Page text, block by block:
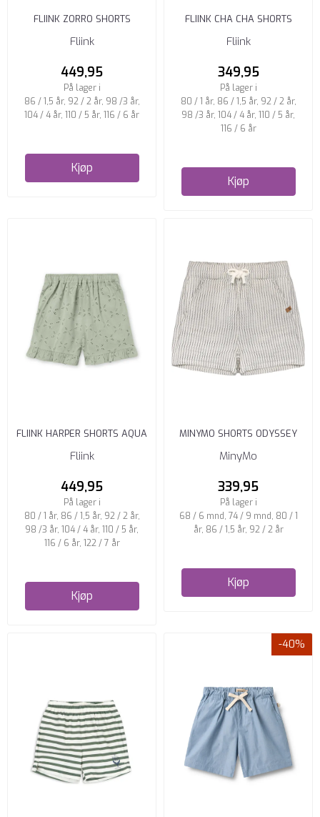
FLIINK ZORRO SHORTS
VOLANG CHALK PINK RUTETE
Fliink
449,95
På lager i
86 / 1,5 år, 92 / 2 år, 98 /3 år,
104 / 4 år, 110 / 5 år, 116 / 6 år
Kjøp
FLIINK CHA CHA SHORTS
MARINA STRIPET
Fliink
349,95
På lager i
80 / 1 år, 86 / 1,5 år, 92 / 2 år,
98 /3 år, 104 / 4 år, 110 / 5 år,
116 / 6 år
Kjøp
FLIINK HARPER SHORTS AQUA
GRAY
Fliink
449,95
På lager i
80 / 1 år, 86 / 1,5 år, 92 / 2 år,
98 /3 år, 104 / 4 år, 110 / 5 år,
116 / 6 år, 122 / 7 år
Kjøp
MINYMO SHORTS ODYSSEY
GRAY
MinyMo
339,95
På lager i
68 / 6 mnd, 74 / 9 mnd, 80 / 1
år, 86 / 1,5 år, 92 / 2 år
Kjøp
-40%